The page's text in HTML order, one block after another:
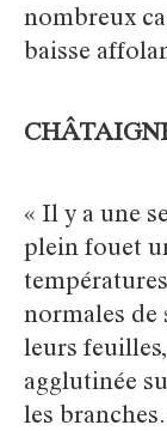
nombreux
baisse
« Il y a une
plein fouet
normales de
leurs
agglutinée
les